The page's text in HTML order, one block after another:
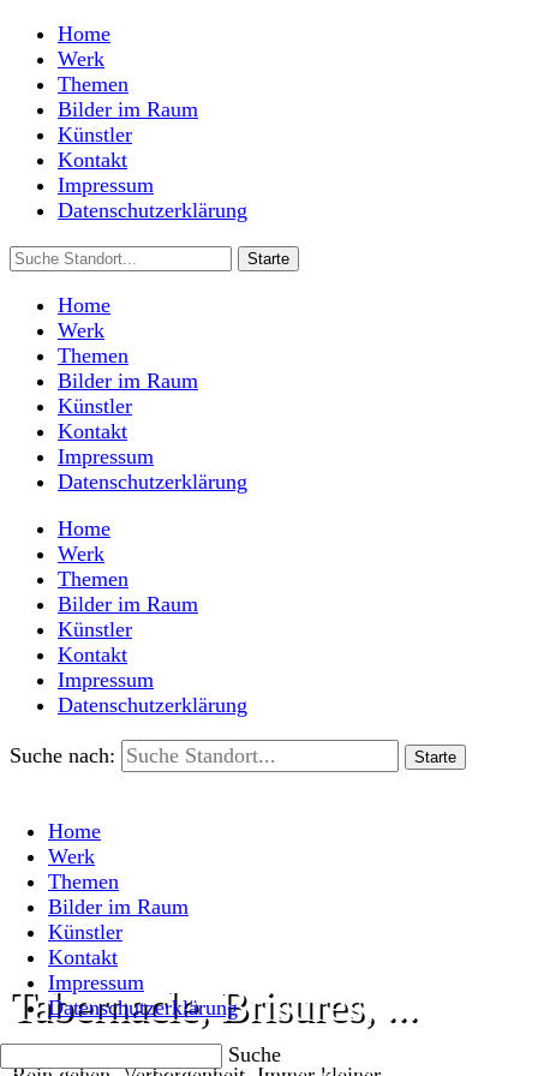
Home
Werk
Themen
Bilder im Raum
Künstler
Kontakt
Impressum
Datenschutzerklärung
Home
Werk
Themen
Bilder im Raum
Künstler
Kontakt
Impressum
Datenschutzerklärung
Home
Werk
Themen
Bilder im Raum
Künstler
Kontakt
Impressum
Datenschutzerklärung
Suche nach:
Home
Werk
Themen
Bilder im Raum
Künstler
Kontakt
Impressum
Datenschutzerklärung
Suche
Tabernacle, Brisures, ...